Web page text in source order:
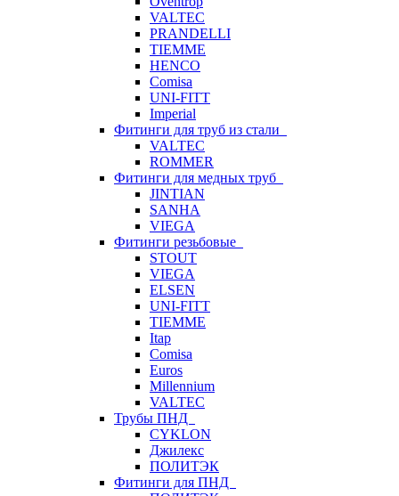
VALTEC
PRANDELLI
TIEMME
HENCO
Comisa
UNI-FITT
Imperial
Фитинги для труб из стали
VALTEC
ROMMER
Фитинги для медных труб
JINTIAN
SANHA
VIEGA
Фитинги резьбовые
STOUT
VIEGA
ELSEN
UNI-FITT
TIEMME
Itap
Comisa
Euros
Millennium
VALTEC
Трубы ПНД
CYKLON
Джилекс
ПОЛИТЭК
Фитинги для ПНД